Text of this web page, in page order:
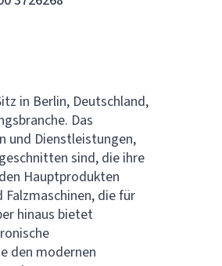
in Berlin, Deutschland,
Das
und Dienstleistungen,
sind, die ihre
Hauptprodukten
die für
hinaus bietet
den modernen